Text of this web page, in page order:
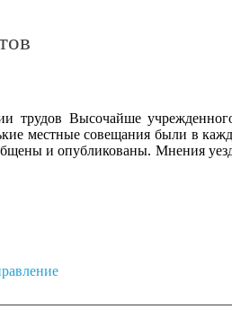
Высочайше
местные совещания были в
и опубликованы. Мнения